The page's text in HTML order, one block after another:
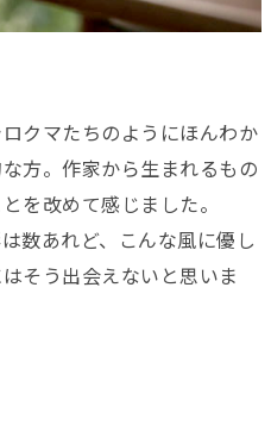
クマたちのようにほんわか
方。作家から生まれるもの
を改めて感じました。
数あれど、こんな風に優し
そう出会えないと思いま